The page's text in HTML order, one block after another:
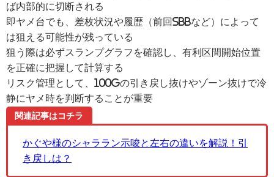
ば内部的に切断される
即ヤメ台でも、差枚状況や履歴（前回SBBなど）によって
は狙える可能性が残っている
狙う際は必ずスランプグラフを確認し、有利区間開始位置
を正確に把握して計算する
リスク管理として、100Gの引き戻し抜けやゾーン抜けで冷
静にヤメ時を判断することが重要
関連記事はコチラ
かぐや様のシャララン示唆と左右の違いを解説！引
き戻しは？